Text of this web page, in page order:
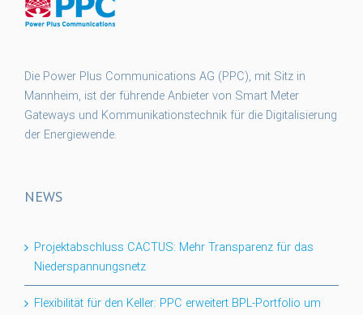
Die Power Plus Communications AG (PPC), mit Sitz in
Mannheim, ist der führende Anbieter von Smart Meter
Gateways und Kommunikationstechnik für die Digitalisierung
der Energiewende.
NEWS
Projektabschluss CACTUS: Mehr Transparenz für das
Niederspannungsnetz
Flexibilität für den Keller: PPC erweitert BPL-Portfolio um